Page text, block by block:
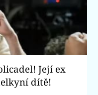
Její ex
dítě!